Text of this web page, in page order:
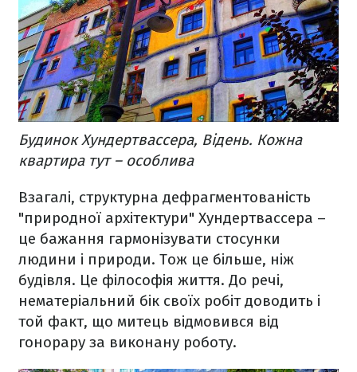
Будинок Хундертвассера, Відень. Кожна
квартира тут – особлива
Взагалі, структурна дефрагментованість
"природної архітектури" Хундертвассера –
це бажання гармонізувати стосунки
людини і природи. Тож це більше, ніж
будівля. Це філософія життя. До речі,
нематеріальний бік своїх робіт доводить і
той факт, що митець відмовився від
гонорару за виконану роботу.